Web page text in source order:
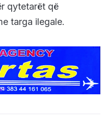
qytetarët që
targa ilegale.